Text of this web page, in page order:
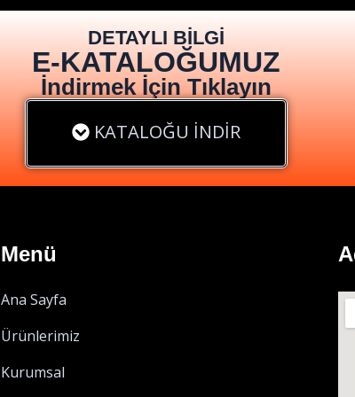
DETAYLI BİLGİ
E-KATALOĞUMUZ
İndirmek İçin Tıklayın
KATALOĞU İNDİR
Menü
Ana Sayfa
Ürünlerimiz
Kurumsal